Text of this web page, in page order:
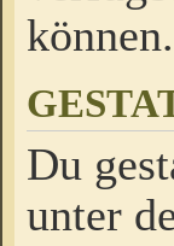
können.
Du
unter